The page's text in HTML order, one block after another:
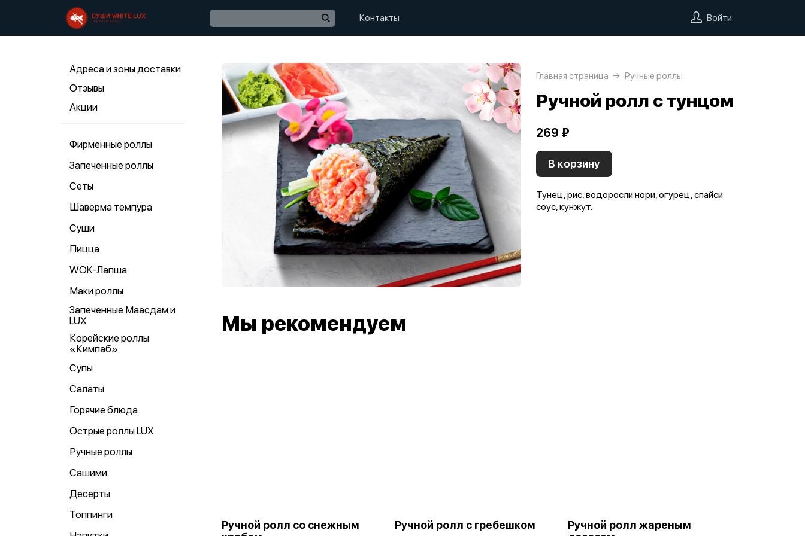
Контакты Войти
Адреса и зоны доставки
Отзывы
Акции
Фирменные роллы
Запеченные роллы
Сеты
Шаверма темпура
Суши
Пицца
WOK-Лапша
Маки роллы
Запеченные Маасдам и
LUX
Корейские роллы
«Кимпаб»
Супы
Салаты
Горячие блюда
Острые роллы LUX
Ручные роллы
Сашими
Десерты
Топпинги
Главная страница Ручные роллы
Ручной ролл с тунцом
269 ₽
В корзину
Тунец, рис, водоросли нори, огурец, спайси
соус, кунжут.
Мы рекомендуем
Ручной ролл со снежным
Ручной ролл с гребешком
Ручной ролл жареным